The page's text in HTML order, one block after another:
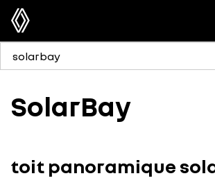
solarbay
SolarBay
toit panoramique